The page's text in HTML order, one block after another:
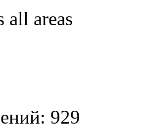
all areas
929